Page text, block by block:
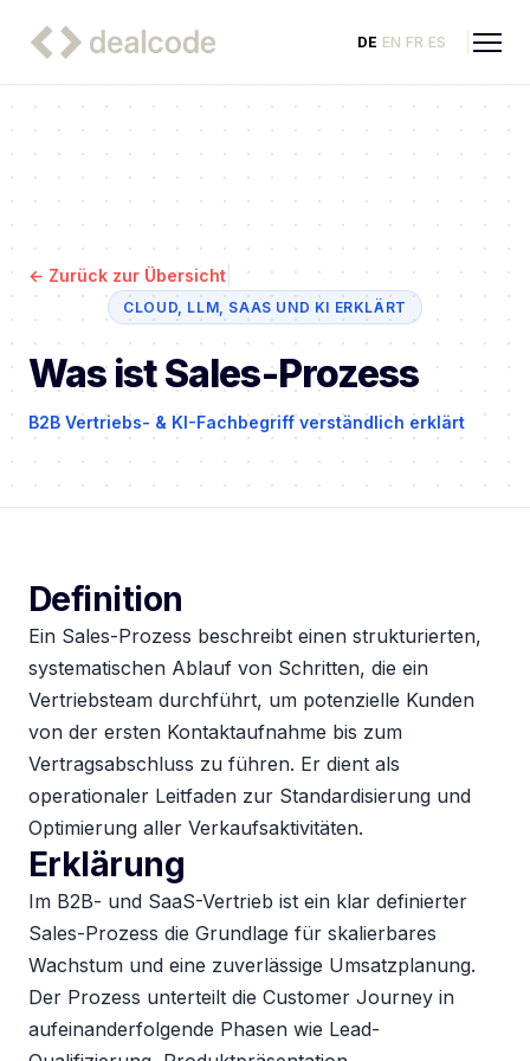
DE EN FR ES
← Zurück zur Übersicht
CLOUD, LLM, SAAS UND KI ERKLÄRT
Was ist Sales-Prozess
B2B Vertriebs- & KI-Fachbegriff verständlich erklärt
Definition
Ein Sales-Prozess beschreibt einen strukturierten,
systematischen Ablauf von Schritten, die ein
Vertriebsteam durchführt, um potenzielle Kunden
von der ersten Kontaktaufnahme bis zum
Vertragsabschluss zu führen. Er dient als
operationaler Leitfaden zur Standardisierung und
Optimierung aller Verkaufsaktivitäten.
Erklärung
Im B2B- und SaaS-Vertrieb ist ein klar definierter
Sales-Prozess die Grundlage für skalierbares
Wachstum und eine zuverlässige Umsatzplanung.
Der Prozess unterteilt die Customer Journey in
aufeinanderfolgende Phasen wie Lead-